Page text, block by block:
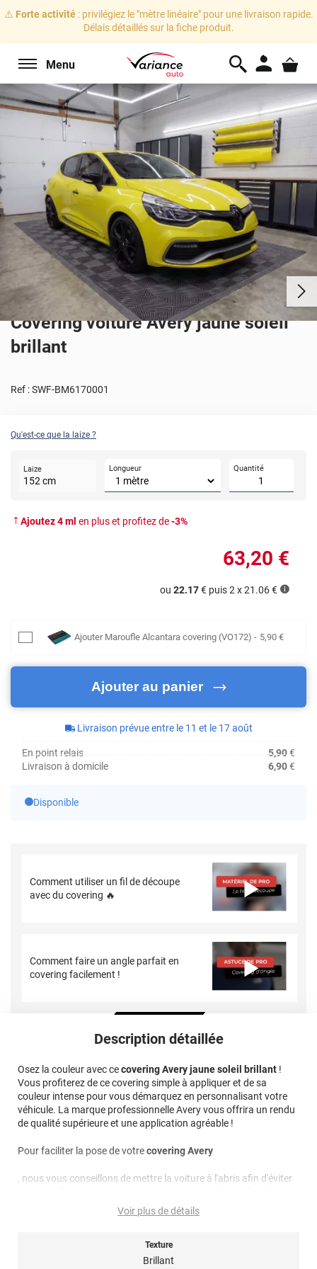
⚠️ Forte activité: privilégiez le "mètre linéaire" pour une livraison rapide.
Délais détaillés sur la fiche produit.
Menu
Covering voiture Avery jaune soleil
brillant
Ref :SWF-BM6170001
Qu'est-ce que la laize ?
Laize
152 cm
Longueur Quantité
Ajoutez4ml en plus et profitez de-3%
63,20 €
ou 22.17€ puis 2 x21.06€
Ajouter Maroufle Alcantara covering (VO172) - 5,90 €
Ajouter au panier
Livraison prévue entre le 11 et le 17 août
En point relais 5,90€
Livraison à domicile
6,90€
Disponible
Comment utiliser un fil de découpe
avec du covering 🔥
Comment faire un angle parfait en
covering facilement !
Description détaillée
Osez la couleur avec cecovering Avery jaune soleil brillant !
Vous profiterez de ce covering simple à appliquer et de sa
couleur intense pour vous démarquez en personnalisant votre
véhicule. La marque professionnelle Avery vous offrira un rendu
de qualité supérieure et une application agréable !
Pour faciliter la pose de votrecovering Avery
, nous vous conseillons de mettre la voiture à l'abris afin d'éviter
Idéalement il faudrait poser le covering à une température
supérieure à 15 degrés.
Nettoyage : les produits utilisés pour le nettoyage et l'entretien
du covering, doivent être sans composants abrasifs, au pH
Voir plus de détails
Texture
Brillant